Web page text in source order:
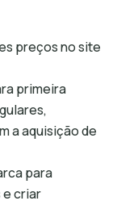
preços no site
primeira
a aquisição de
para
criar